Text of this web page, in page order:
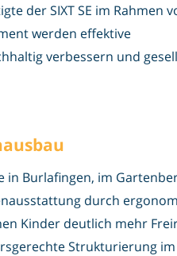
der SIXT SE im Rahmen
werden effektive
verbessern und
in Burlafingen, im
durch
Kinder deutlich mehr
Strukturierung im